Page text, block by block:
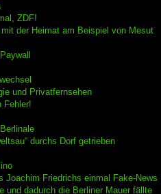
ZDF!
mit der Heimat am Beispiel von Mesut
und Privatfernsehen
Fehler!
durchs Dorf getrieben
Joachim Friedrichs einmal Fake-News
und dadurch die Berliner Mauer fällte